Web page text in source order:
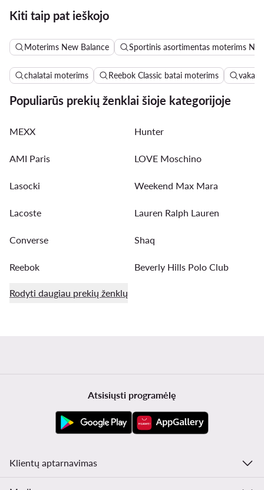
Kiti taip pat ieškojo
Moterims New Balance Sportinis asortimentas moterims
chalatai moterims Reebok Classic batai moterims
Populiarūs prekių ženklai šioje kategorijoje
MEXX Hunter
AMI Paris LOVE Moschino
Lasocki Weekend Max Mara
Lacoste Lauren Ralph Lauren
Converse Shaq
Reebok Beverly Hills Polo Club
Rodyti daugiau prekių ženklų
Atsisiųsti programėlę
Klientų aptarnavimas